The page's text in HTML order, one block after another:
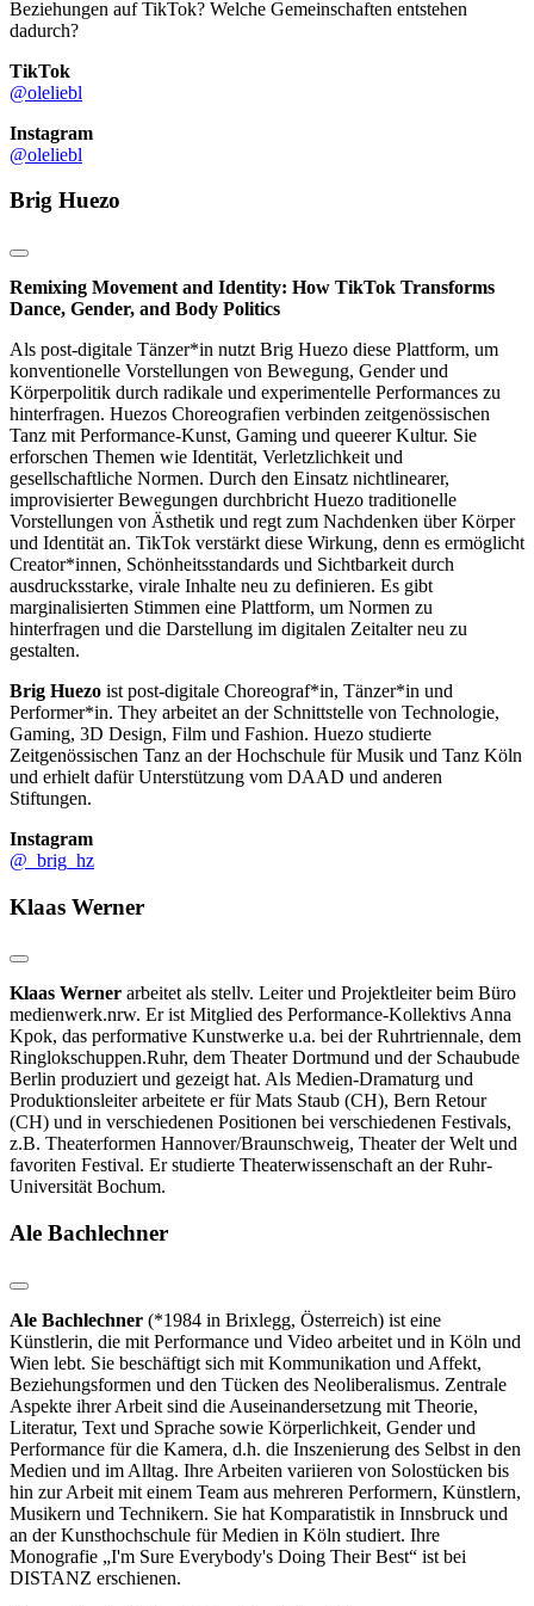
Beziehungen auf TikTok? Welche Gemeinschaften entstehen
dadurch?
TikTok
@oleliebl
Instagram
@oleliebl
Brig Huezo
Remixing Movement and Identity: How TikTok Transforms
Dance, Gender, and Body Politics
Als post-digitale Tänzer*in nutzt Brig Huezo diese Plattform, um
konventionelle Vorstellungen von Bewegung, Gender und
Körperpolitik durch radikale und experimentelle Performances zu
hinterfragen. Huezos Choreografien verbinden zeitgenössischen
Tanz mit Performance-Kunst, Gaming und queerer Kultur. Sie
erforschen Themen wie Identität, Verletzlichkeit und
gesellschaftliche Normen. Durch den Einsatz nichtlinearer,
improvisierter Bewegungen durchbricht Huezo traditionelle
Vorstellungen von Ästhetik und regt zum Nachdenken über Körper
und Identität an. TikTok verstärkt diese Wirkung, denn es ermöglicht
Creator*innen, Schönheitsstandards und Sichtbarkeit durch
ausdrucksstarke, virale Inhalte neu zu definieren. Es gibt
marginalisierten Stimmen eine Plattform, um Normen zu
hinterfragen und die Darstellung im digitalen Zeitalter neu zu
gestalten.
Brig Huezo ist post-digitale Choreograf*in, Tänzer*in und
Performer*in. They arbeitet an der Schnittstelle von Technologie,
Gaming, 3D Design, Film und Fashion. Huezo studierte
Zeitgenössischen Tanz an der Hochschule für Musik und Tanz Köln
und erhielt dafür Unterstützung vom DAAD und anderen
Stiftungen.
Instagram
@_brig_hz
Klaas Werner
Klaas Werner arbeitet als stellv. Leiter und Projektleiter beim Büro
medienwerk.nrw. Er ist Mitglied des Performance-Kollektivs Anna
Kpok, das performative Kunstwerke u.a. bei der Ruhrtriennale, dem
Ringlokschuppen.Ruhr, dem Theater Dortmund und der Schaubude
Berlin produziert und gezeigt hat. Als Medien-Dramaturg und
Produktionsleiter arbeitete er für Mats Staub (CH), Bern Retour
(CH) und in verschiedenen Positionen bei verschiedenen Festivals,
z.B. Theaterformen Hannover/Braunschweig, Theater der Welt und
favoriten Festival. Er studierte Theaterwissenschaft an der Ruhr-
Universität Bochum.
Ale Bachlechner
Ale Bachlechner (*1984 in Brixlegg, Österreich) ist eine
Künstlerin, die mit Performance und Video arbeitet und in Köln und
Wien lebt. Sie beschäftigt sich mit Kommunikation und Affekt,
Beziehungsformen und den Tücken des Neoliberalismus. Zentrale
Aspekte ihrer Arbeit sind die Auseinandersetzung mit Theorie,
Literatur, Text und Sprache sowie Körperlichkeit, Gender und
Performance für die Kamera, d.h. die Inszenierung des Selbst in den
Medien und im Alltag. Ihre Arbeiten variieren von Solostücken bis
hin zur Arbeit mit einem Team aus mehreren Performern, Künstlern,
Musikern und Technikern. Sie hat Komparatistik in Innsbruck und
an der Kunsthochschule für Medien in Köln studiert. Ihre
Monografie „I'm Sure Everybody's Doing Their Best“ ist bei
DISTANZ erschienen.